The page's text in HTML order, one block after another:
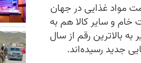
قیمت مواد غذایی در جهان
خام و سایر کالا هم به
بالاترین رقم از سال